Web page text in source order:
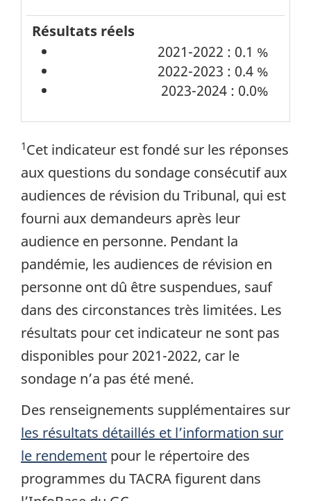
2021-2022 : 0.1 %
2022-2023 : 0.4 %
2023-2024 : 0.0%
1Cet indicateur est fondé sur les réponses
aux questions du sondage consécutif aux
audiences de révision du Tribunal, qui est
fourni aux demandeurs après leur
audience en personne. Pendant la
pandémie, les audiences de révision en
personne ont dû être suspendues, sauf
dans des circonstances très limitées. Les
résultats pour cet indicateur ne sont pas
disponibles pour 2021-2022, car le
sondage n’a pas été mené.
Des renseignements supplémentaires sur
les résultats détaillés et l’information sur
le rendement pour le répertoire des
programmes du TACRA figurent dans